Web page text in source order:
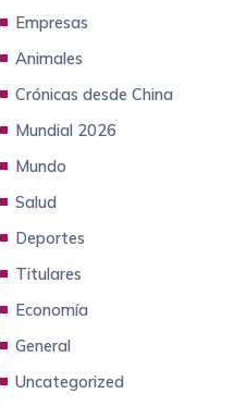
Empresas
Animales
Crónicas desde China
Mundial 2026
Mundo
Salud
Deportes
Titulares
Economía
General
Uncategorized